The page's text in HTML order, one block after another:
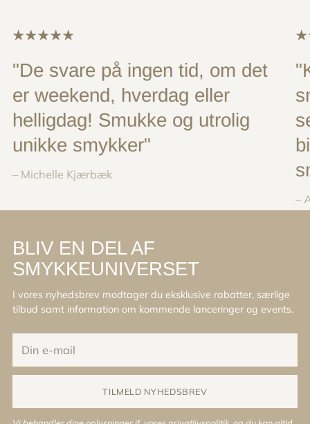
"De svare på ingen tid, om det
er weekend, hverdag eller
helligdag! Smukke og utrolig
unikke smykker"
– Michelle Kjærbæk
–
BLIV EN DEL AF
SMYKKEUNIVERSET
I vores nyhedsbrev modtager du eksklusive rabatter, særlige
tilbud samt information om kommende lanceringer og events.
e-
mail
TILMELD NYHEDSBREV